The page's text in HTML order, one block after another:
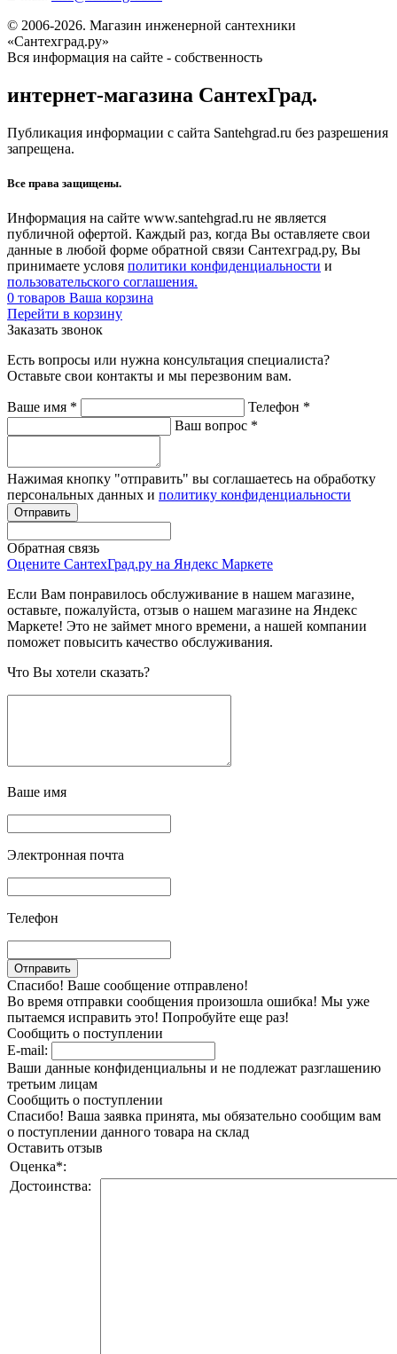
© 2006-2026. Магазин инженерной сантехники
«Сантехград.ру»
Вся информация на сайте - собственность
интернет-магазина СантехГрад.
Публикация информации с сайта Santehgrad.ru без разрешения
запрещена.
Все права защищены.
Информация на сайте www.santehgrad.ru не является
публичной офертой. Каждый раз, когда Вы оставляете свои
данные в любой форме обратной связи Сантехград.ру, Вы
принимаете условя политики конфиденциальности и
пользовательского соглашения.
0 товаров Ваша корзина
Перейти в корзину
Заказать звонок
Есть вопросы или нужна консультация специалиста?
Оставьте свои контакты и мы перезвоним вам.
Ваше имя * Телефон *
Ваш вопрос *
Нажимая кнопку "отправить" вы соглашаетесь на обработку
персональных данных и политику конфиденциальности
Обратная связь
Оцените СантехГрад.ру на Яндекс Маркете
Если Вам понравилось обслуживание в нашем магазине,
оставьте, пожалуйста, отзыв о нашем магазине на Яндекс
Маркете! Это не займет много времени, а нашей компании
поможет повысить качество обслуживания.
Что Вы хотели сказать?
Ваше имя
Электронная почта
Телефон
Спасибо! Ваше сообщение отправлено!
Во время отправки сообщения произошла ошибка! Мы уже
пытаемся исправить это! Попробуйте еще раз!
Сообщить о поступлении
E-mail:
Ваши данные конфиденциальны и не подлежат разглашению
третьим лицам
Сообщить о поступлении
Спасибо! Ваша заявка принята, мы обязательно сообщим вам
о поступлении данного товара на склад
Оставить отзыв
Оценка*:
Достоинства: